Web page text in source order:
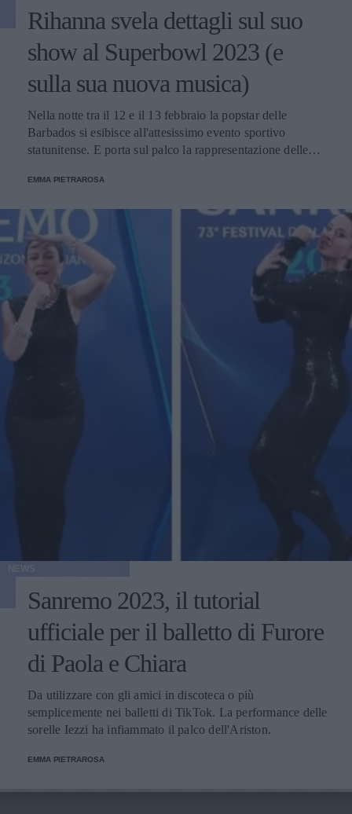
Rihanna svela dettagli sul suo
show al Superbowl 2023 (e
sulla sua nuova musica)
Nella notte tra il 12 e il 13 febbraio la popstar delle
Barbados si esibisce all'attesissimo evento sportivo
statunitense. E porta sul palco la rappresentazione delle
EMMA PIETRAROSA
Sanremo 2023, il tutorial
ufficiale per il balletto di Furore
di Paola e Chiara
Da utilizzare con gli amici in discoteca o più
semplicemente nei balletti di TikTok. La performance delle
sorelle Iezzi ha infiammato il palco dell'Ariston.
EMMA PIETRAROSA